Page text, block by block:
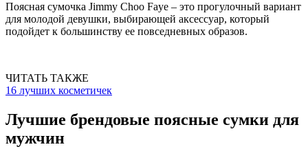
Поясная сумочка Jimmy Choo Faye – это прогулочный вариант
для молодой девушки, выбирающей аксессуар, который
подойдет к большинству ее повседневных образов.
ЧИТАТЬ ТАКЖЕ
16 лучших косметичек
Лучшие брендовые поясные сумки для
мужчин